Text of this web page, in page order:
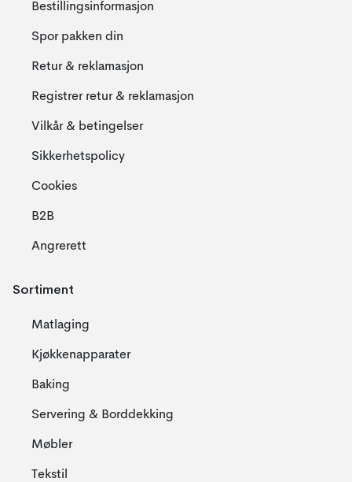
Bestillingsinformasjon
Spor pakken din
Retur & reklamasjon
Registrer retur & reklamasjon
Vilkår & betingelser
Sikkerhetspolicy
Cookies
B2B
Angrerett
Sortiment
Matlaging
Kjøkkenapparater
Baking
Servering & Borddekking
Møbler
Tekstil